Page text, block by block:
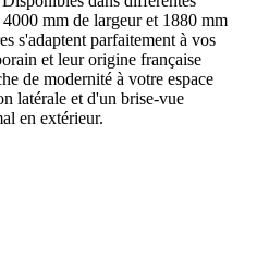
mm de largeur et 1880 mm
s'adaptent parfaitement à vos
et leur origine française
de modernité à votre espace
latérale et d'un brise-vue
en extérieur.